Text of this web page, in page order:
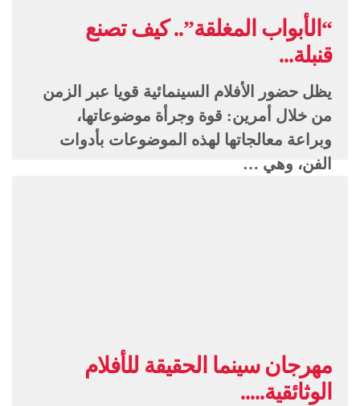
“الأبواب المغلقة”.. كيف تصنع
قنبلة...
يظل حضور الأفلام السينمائية قويا عبر الزمن
من خلال أمرين: قوة وجرأة موضوعاتها،
وبراعة معالجاتها لهذه الموضوعات بأدوات
الفن، وهي …
مهرجان سينما الحقيقة للأفلام
الوثائقية.....